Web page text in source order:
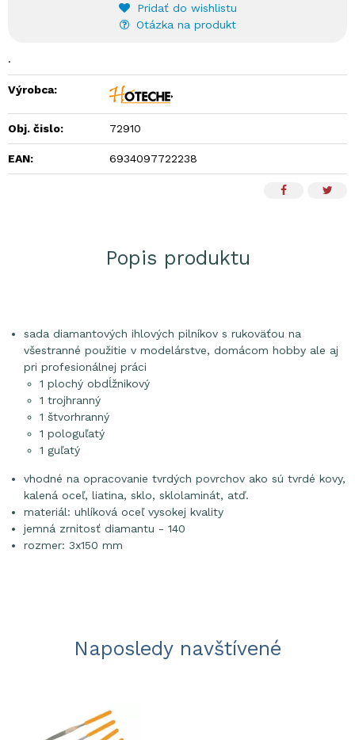
Pridať do wishlistu
Otázka na produkt
.
Výrobca:
Obj. čislo: 72910
EAN: 6934097722238
Popis produktu
sada diamantových ihlových pilníkov s rukoväťou na
všestranné použitie v modelárstve, domácom hobby ale aj
pri profesionálnej práci
1 plochý obdĺžnikový
1 trojhranný
1 štvorhranný
1 pologuľatý
1 guľatý
vhodné na opracovanie tvrdých povrchov ako sú tvrdé kovy,
kalená oceľ, liatina, sklo, sklolaminát, atď.
materiál: uhlíková oceľ vysokej kvality
jemná zrnitosť diamantu - 140
rozmer: 3x150 mm
Naposledy navštívené